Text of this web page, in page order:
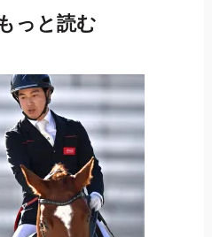
っと読む